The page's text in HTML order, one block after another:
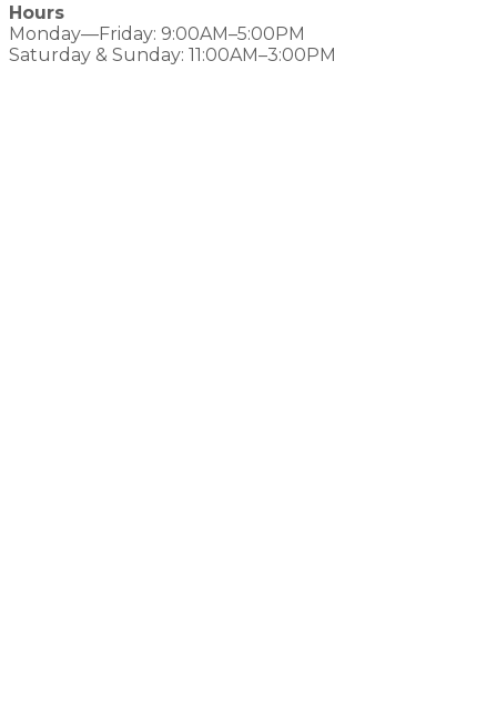
Hours
Monday—Friday: 9:00AM–5:00PM
Saturday & Sunday: 11:00AM–3:00PM